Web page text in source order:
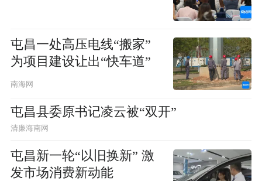
屯昌一处高压电线“搬家”
为项目建设让出“快车道”
南海网
屯昌县委原书记凌云被“双开”
清廉海南网
屯昌新一轮“以旧换新” 激
发市场消费新动能